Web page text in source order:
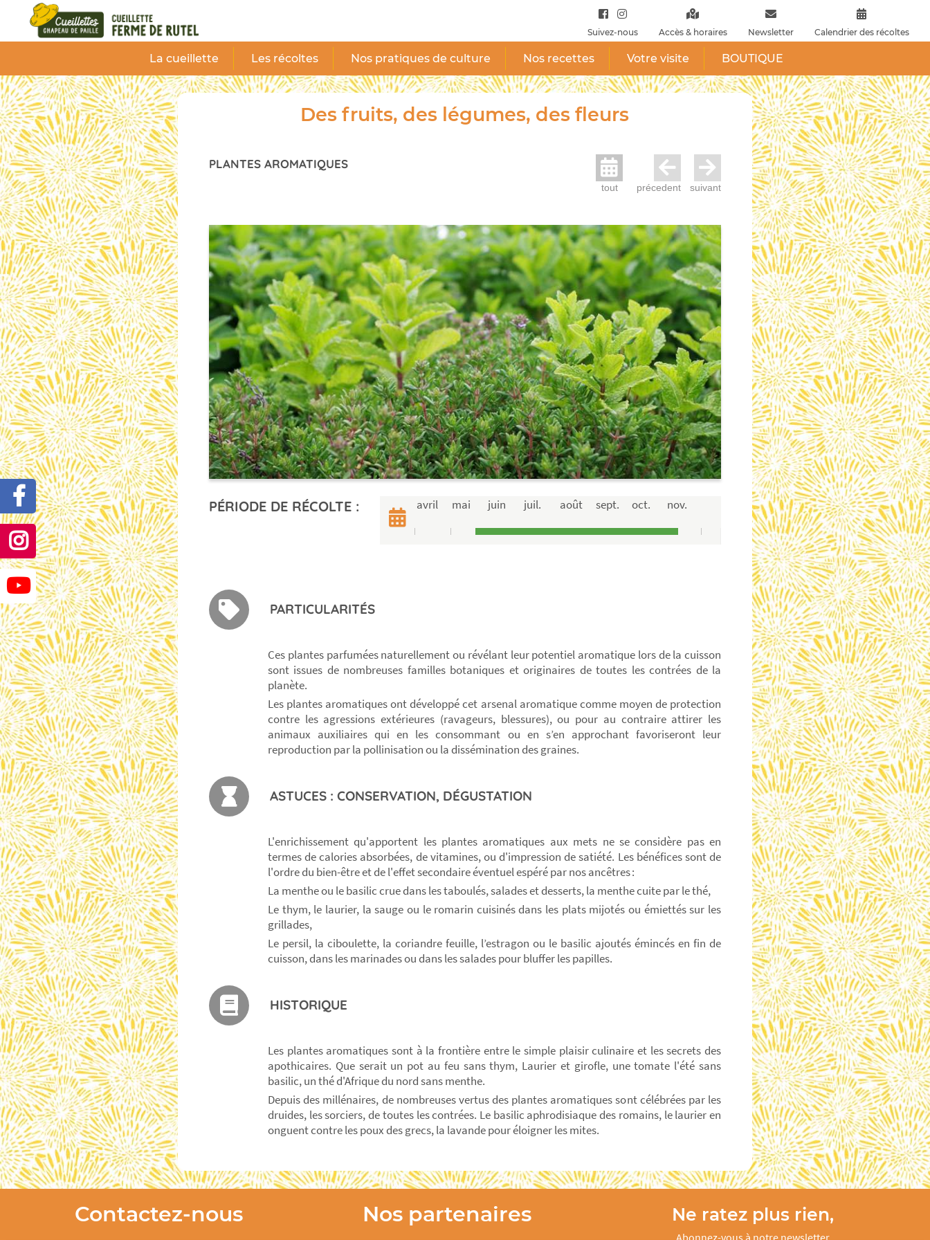
Suivez-nous Accès & horaires Newsletter Calendrier des récoltes
La cueillette Les récoltes Nos pratiques de culture Nos recettes Votre visite BOUTIQUE
Des fruits, des légumes, des fleurs
PLANTES AROMATIQUES
tout précedent suivant
PÉRIODE DE RÉCOLTE : avril mai juin juil. août sept. oct. nov.
PARTICULARITÉS
Ces plantes parfumées naturellement ou révélant leur potentiel aromatique lors de la cuisson
sont issues de nombreuses familles botaniques et originaires de toutes les contrées de la
planète.
Les plantes aromatiques ont développé cet arsenal aromatique comme moyen de protection
contre les agressions extérieures (ravageurs, blessures), ou pour au contraire attirer les
animaux auxiliaires qui en les consommant ou en s’en approchant favoriseront leur
reproduction par la pollinisation ou la dissémination des graines.
ASTUCES : CONSERVATION, DÉGUSTATION
L'enrichissement qu'apportent les plantes aromatiques aux mets ne se considère pas en
termes de calories absorbées, de vitamines, ou d'impression de satiété. Les bénéfices sont de
l'ordre du bien-être et de l'effet secondaire éventuel espéré par nos ancêtres :
La menthe ou le basilic crue dans les taboulés, salades et desserts, la menthe cuite par le thé,
Le thym, le laurier, la sauge ou le romarin cuisinés dans les plats mijotés ou émiettés sur les
grillades,
Le persil, la ciboulette, la coriandre feuille, l’estragon ou le basilic ajoutés émincés en fin de
cuisson, dans les marinades ou dans les salades pour bluffer les papilles.
HISTORIQUE
Les plantes aromatiques sont à la frontière entre le simple plaisir culinaire et les secrets des
apothicaires. Que serait un pot au feu sans thym, Laurier et girofle, une tomate l'été sans
basilic, un thé d'Afrique du nord sans menthe.
Depuis des millénaires, de nombreuses vertus des plantes aromatiques sont célébrées par les
druides, les sorciers, de toutes les contrées. Le basilic aphrodisiaque des romains, le laurier en
onguent contre les poux des grecs, la lavande pour éloigner les mites.
Contactez-nous Nos partenaires Ne ratez plus rien,
Abonnez-vous à notre newsletter
Panneau de gestion des cookies